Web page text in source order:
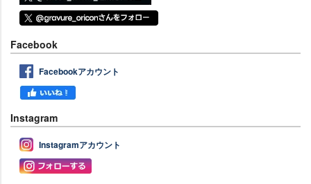
Facebook
Facebookアカウント
Instagram
Instagramアカウント